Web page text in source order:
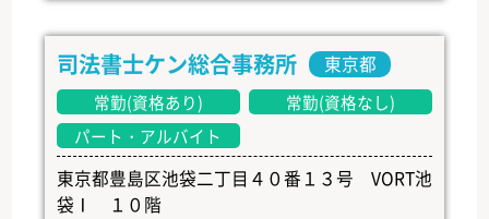
司法書士ケン総合事務所 東京都
常勤(資格あり)
常勤(資格なし)
パート・アルバイト
東京都豊島区池袋二丁目４０番１３号 VORT池
袋Ⅰ １０階